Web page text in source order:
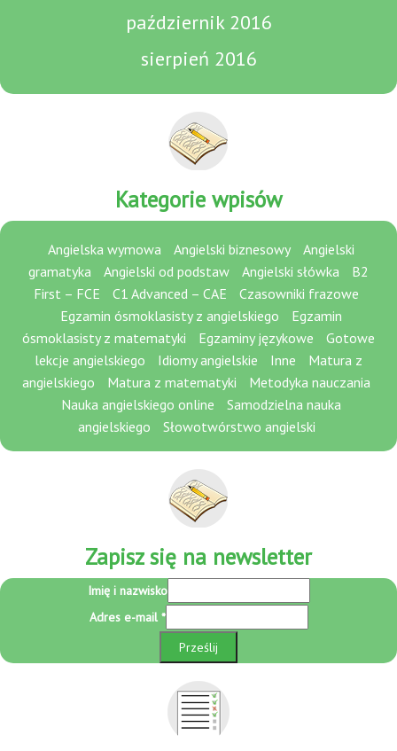
październik 2016
sierpień 2016
Kategorie wpisów
Angielska wymowa Angielski biznesowy
Angielski
gramatyka
Angielski od podstaw Angielski słówka
B2
First – FCE
C1 Advanced – CAE
Czasowniki frazowe
Egzamin ósmoklasisty z angielskiego
Egzamin
ósmoklasisty z matematyki
Egzaminy językowe
Gotowe
lekcje angielskiego
Idiomy angielskie Inne
Matura z
angielskiego
Matura z matematyki
Metodyka nauczania
Nauka angielskiego online
Samodzielna nauka
angielskiego
Słowotwórstwo angielski
Zapisz się na newsletter
i
e-
mail
Imię i nazwisko
Adres e-mail *
Prześlij